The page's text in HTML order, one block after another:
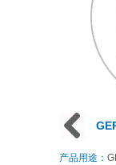
产品用途：
Prev